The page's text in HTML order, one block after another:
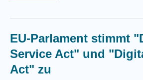
EU-Parlament stimmt
Service Act" und
Act" zu